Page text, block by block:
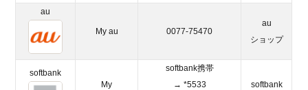
au
My au 0077-75470
au
ショップ
softbank
My
softbank携帯
→ *5533
softbank